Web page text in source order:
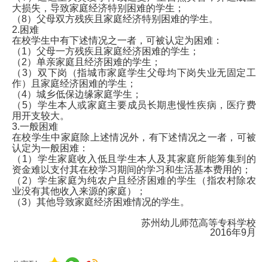
原因
家长（签名）
年
父母
单位
或当
地居
委会
意见
单位（盖章） __________
年
大损失，导致家庭经济特别困难的学生；
（8）父母双方残疾且家庭经济特别困难的学生。
2.困难
在校学生中有下述情况之一者，可被认定为困难：
（1）父母一方残疾且家庭经济困难的学生；
（2）单亲家庭且经济困难的学生；
（3）双下岗（指城市家庭学生父母均下岗失业无固定工
作）且家庭经济困难的学生；
（4）城乡低保边缘家庭学生；
（5）学生本人或家庭主要成员长期患慢性疾病，医疗费
用开支较大。
3.一般困难
在校学生中家庭除上述情况外，有下述情况之一者，可被
认定为一般困难：
（1）学生家庭收入低且学生本人及其家庭所能筹集到的
资金难以支付其在校学习期间的学习和生活基本费用的；
（2）学生家庭为纯农户且经济困难的学生（指农村除农
业没有其他收入来源的家庭）；
（3）其他导致家庭经济困难情况的学生。
苏州幼儿师范高等专科学校
2016年9月